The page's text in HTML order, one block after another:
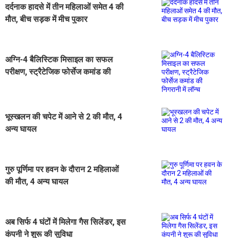
दर्दनाक हादसे में तीन महिलाओं समेत 4 की
मौत, बीच सड़क में मीच पुकार
अग्नि-4 बैलिस्टिक मिसाइल का सफल
परीक्षण, स्ट्रैटेजिक फोर्सेज कमांड की
भूस्खलन की चपेट में आने से 2 की मौत, 4
अन्य घायल
गुरु पूर्णिमा पर हवन के दौरान 2 महिलाओं
की मौत, 4 अन्य घायल
अब सिर्फ 4 घंटों में मिलेगा गैस सिलेंडर, इस
कंपनी ने शुरू की सुविधा